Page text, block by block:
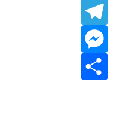
LinkedIn
Telegram
Messenger